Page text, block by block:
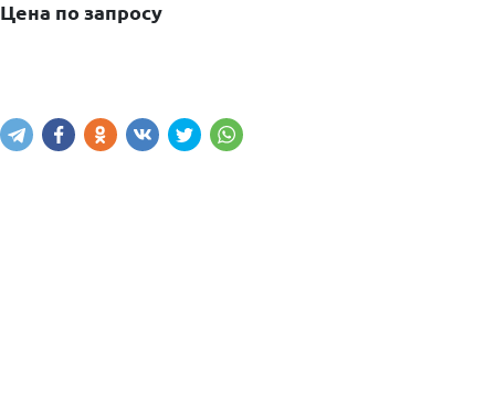
Цена по запросу